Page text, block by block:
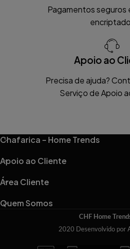
Pagamentos seguros
Apoio ao
Precisa de ajuda?
Serviço de Apoio
Chafarica – Home Trends
Apoio ao Cliente
Área Cliente
Quem Somos
CHF Home
2020 Desenvolvido por